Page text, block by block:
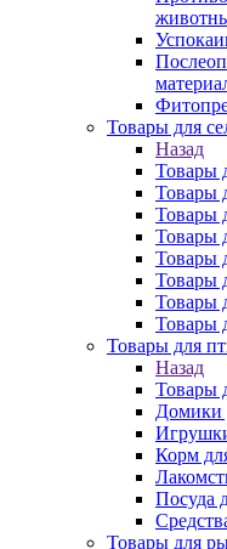
Товары для
Назад
Товары
Товары
Товары
Товары
Товары
Товары
Товары
Товары
Товары для
Назад
Товары
Домики
Корм
Посуда
Товары для